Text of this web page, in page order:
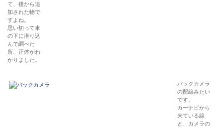
て、後から追
加された物で
すよね。
思い切って車
の下に潜り込
んで調べた
所、正体がわ
かりました。
バックカメラ
の配線みたい
です。
カーナビから
来ている線
と、カメラの